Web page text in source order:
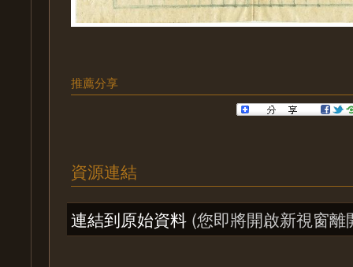
推薦分享
資源連結
連結到原始資料 (您即將開啟新視窗離